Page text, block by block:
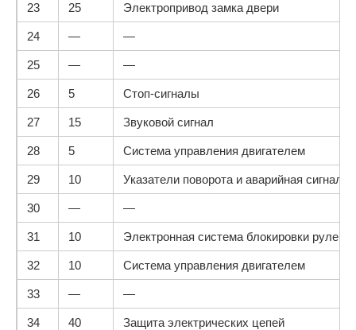
23 25 Электропривод замка двери
24 — —
25 — —
26 5 Стоп-сигналы
27 15 Звуковой сигнал
28 5 Система управления двигателем
29 10 Указатели поворота и аварийная
30 — —
31 10 Электронная система блокировки
32 10 Система управления двигателем
33 — —
34 40 Защита электрических цепей